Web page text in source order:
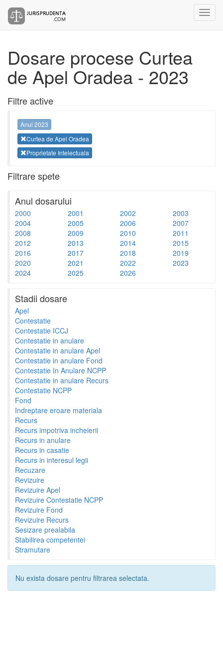
Dosare procese Curtea
de Apel Oradea - 2023
Filtre active
Anul 2023
Curtea de Apel Oradea
Proprietate Intelectuala
Filtrare spete
Anul dosarului
2000 2001 2002
2003
2004
2005 2006
2007
2008
2009 2010
2011
2012
2013 2014
2015
2016
2017 2018
2019
2020
2021 2022
2023
2024
2025 2026
Stadii dosare
Apel
Contestatie
Contestatie ICCJ
Contestatie in anulare
Contestatie in anulare Apel
Contestatie in anulare Fond
Contestatie In Anulare NCPP
Contestatie in anulare Recurs
Contestatie NCPP
Fond
Indreptare eroare materiala
Recurs
Recurs impotriva incheierii
Recurs in anulare
Recurs in casatie
Recurs in interesul legii
Recuzare
Revizuire
Revizuire Apel
Revizuire Contestatie NCPP
Revizuire Fond
Revizuire Recurs
Sesizare prealabila
Stabilirea competentei
Stramutare
Nu exista dosare pentru filtrarea selectata.